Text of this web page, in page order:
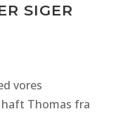
SIGER
vores
Thomas fra